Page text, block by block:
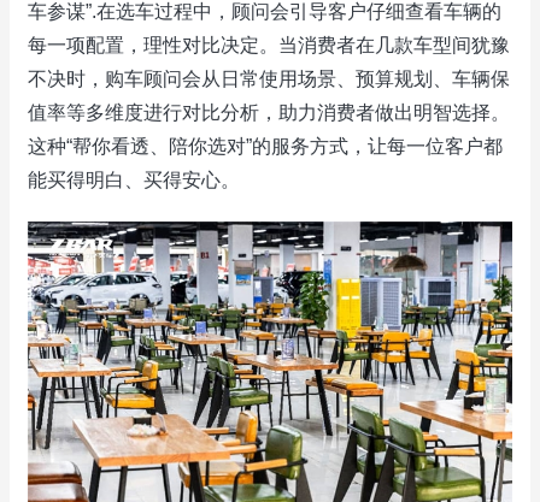
车参谋”.在选车过程中，顾问会引导客户仔细查看车辆的
每一项配置，理性对比决定。当消费者在几款车型间犹豫
不决时，购车顾问会从日常使用场景、预算规划、车辆保
值率等多维度进行对比分析，助力消费者做出明智选择。
这种“帮你看透、陪你选对”的服务方式，让每一位客户都
能买得明白、买得安心。